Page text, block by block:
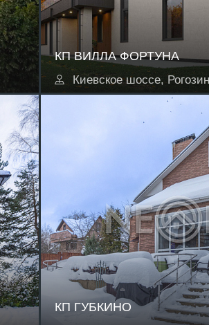
КП ВИЛЛА ФОРТУНА
Киевское шоссе,
КП ГУБКИНО